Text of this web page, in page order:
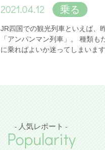
2021.04.12 乗る
JR四国での観光列車といえば、
「アンパンマン列車」。 種類も
に乗ればよいか迷ってしまいます
- 人気レポート -
Popularity